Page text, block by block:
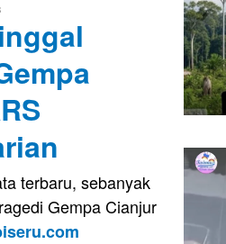
terbaru, sebanyak
Gempa Cianjur